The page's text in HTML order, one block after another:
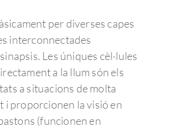
per diverses capes
interconnectades
Les úniques cèl·lules
a la llum són els
a situacions de molta
i proporcionen la visió en
(funcionen en